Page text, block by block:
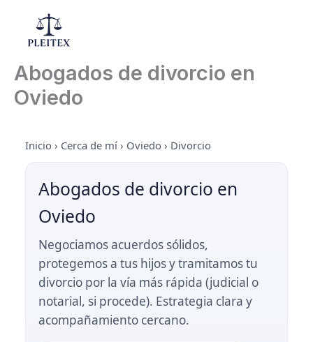
contenido
Abogados de divorcio en
Oviedo
Inicio › Cerca de mí › Oviedo › Divorcio
Abogados de divorcio en
Oviedo
Negociamos acuerdos sólidos,
protegemos a tus hijos y tramitamos tu
divorcio por la vía más rápida (judicial o
notarial, si procede). Estrategia clara y
acompañamiento cercano.